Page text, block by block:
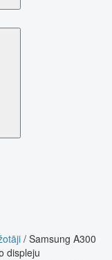
/ Samsung A300
displeju